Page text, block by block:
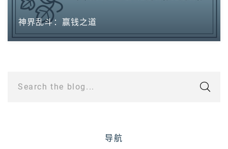
神界乱斗：赢钱之道
Search the blog...
导航